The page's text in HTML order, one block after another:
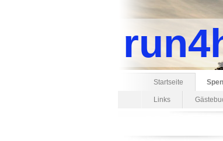
Startseite
Links